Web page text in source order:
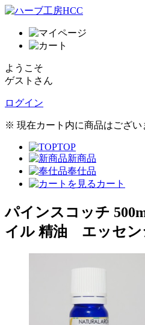
ようこそ
ゲストさん
ログイン
※ 現在カート内に商品はござい
TOP
新商品
奉仕品
カート
パインスコッチ
イル 精油 エッセン